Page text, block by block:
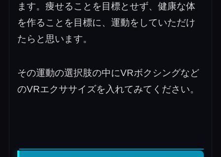
ます。痩せることを目標とせず、健康な体
を作ることを目標に、運動をしていただけ
たらと思います。
その運動の選択肢の中にVRボクシングなど
のVRエクササイズを入れてみてください。